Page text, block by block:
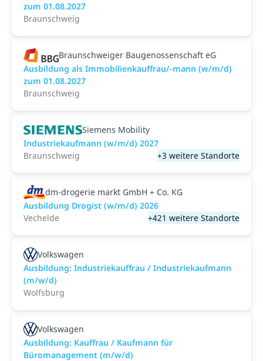
zum 01.08.2027
Braunschweig
Braunschweiger Baugenossenschaft eG
Ausbildung als Immobilienkauffrau/-mann (w/m/d)
zum 01.08.2027
Braunschweig
Siemens Mobility
Industriekaufmann (w/m/d) 2027
Braunschweig
+3 weitere Standorte
dm-drogerie markt GmbH + Co. KG
Ausbildung Drogist (w/m/d) 2026
Vechelde
+421 weitere Standorte
Volkswagen
Ausbildung: Industriekauffrau / Industriekaufmann
(m/w/d)
Wolfsburg
Volkswagen
Ausbildung: Kauffrau / Kaufmann für
Büromanagement (m/w/d)